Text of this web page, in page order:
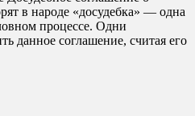
в народе «досудебка» — одна
процессе. Одни
данное соглашение, считая его